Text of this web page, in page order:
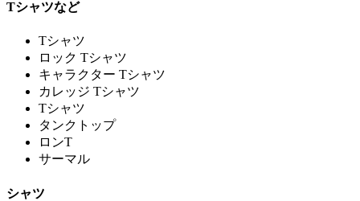
Tシャツなど
Tシャツ
ロック Tシャツ
キャラクター Tシャツ
カレッジ Tシャツ
Tシャツ
タンクトップ
ロンT
サーマル
シャツ